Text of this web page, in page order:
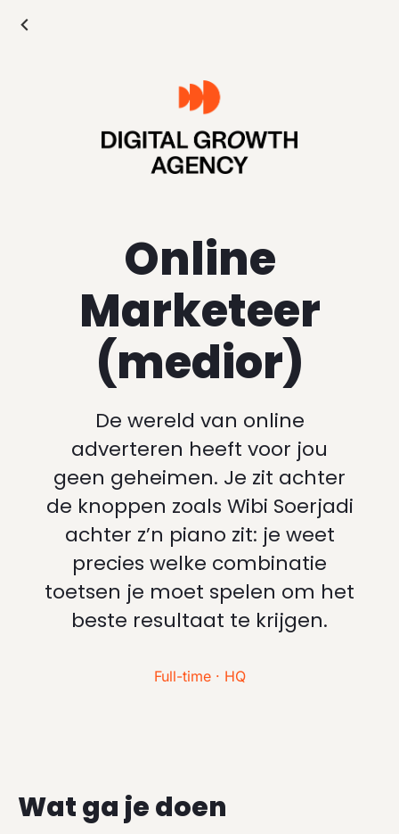
Online
Marketeer
(medior)
De wereld van online
adverteren heeft voor jou
geen geheimen. Je zit achter
de knoppen zoals Wibi Soerjadi
achter z’n piano zit: je weet
precies welke combinatie
toetsen je moet spelen om het
beste resultaat te krijgen.
Full-time · HQ
Wat ga je doen